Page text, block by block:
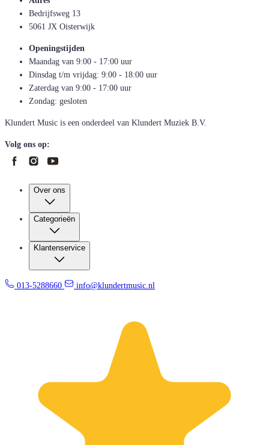
Bedrijfsweg 13
5061 JX Oisterwijk
Openingstijden
Maandag van 9:00 - 17:00 uur
Dinsdag t/m vrijdag: 9:00 - 18:00 uur
Zaterdag van 9:00 - 17:00 uur
Zondag: gesloten
Klundert Music is een onderdeel van Klundert Muziek B.V.
Volg ons op:
Over ons
Categorieën
Klantenservice
013-5288660 info@klundertmusic.nl